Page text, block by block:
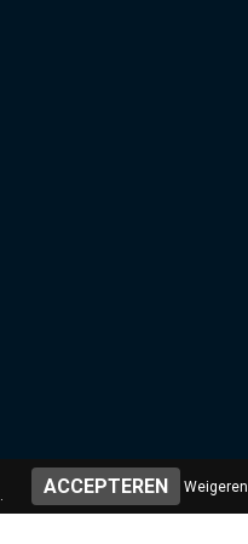
Weigeren